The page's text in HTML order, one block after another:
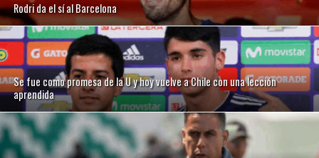
Rodri da el sí al Barcelona
Se fue como promesa de la U y hoy vuelve a Chile con una lección
aprendida